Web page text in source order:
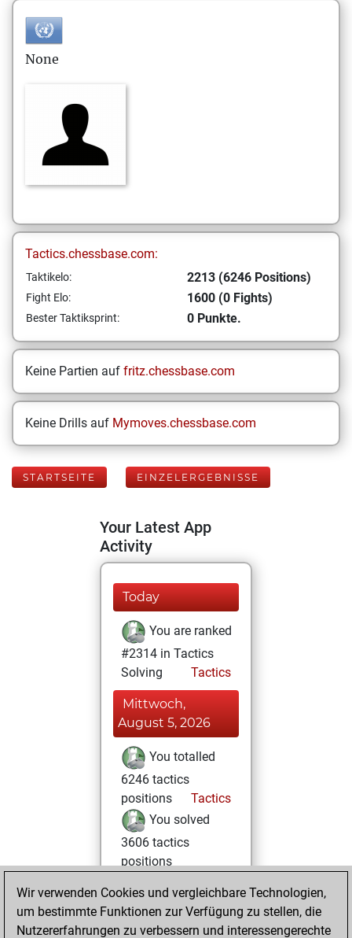
None
Tactics.chessbase.com:
Taktikelo: 2213 (6246 Positions)
Fight Elo: 1600 (0 Fights)
Bester Taktiksprint: 0 Punkte.
Keine Partien auf fritz.chessbase.com
Keine Drills auf Mymoves.chessbase.com
STARTSEITE EINZELERGEBNISSE
Your Latest App
Activity
Today
You are ranked
#2314 in Tactics
Solving
Tactics
Mittwoch,
August 5, 2026
You totalled
6246 tactics
positions
Tactics
You solved
3606 tactics
positions
an Elo of 2213 in
tactics positions
Wir verwenden Cookies und vergleichbare Technologien,
um bestimmte Funktionen zur Verfügung zu stellen, die
Nutzererfahrungen zu verbessern und interessengerechte